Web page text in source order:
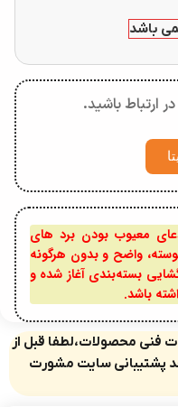
باشد
ارتباط باشید.
معیوب بودن برد های
واضح و بدون هرگونه
بسته‌بندی آغاز شده و
باشد.
محصولات،لطفا قبل از
پشتیبانی سایت مشورت